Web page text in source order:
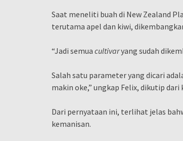
Saat meneliti buah di New Zealand
terutama apel dan kiwi,
“Jadi semua cultivaryang sudah
Salah satu parameter yang dicari
makin oke,” ungkap Felix, dikutip
Dari pernyataan ini, terlihat jelas
kemanisan.